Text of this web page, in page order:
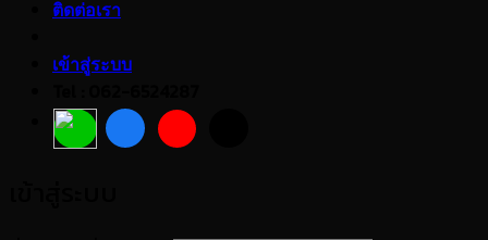
ติดต่อเรา
เข้าสู่ระบบ